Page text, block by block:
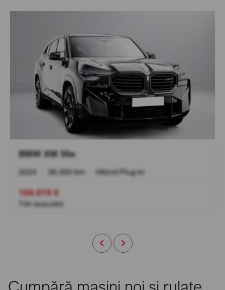
BMW XM 50e
2024 36.300 km Hibrid Plug-In
104.019 €
TVA deductibil